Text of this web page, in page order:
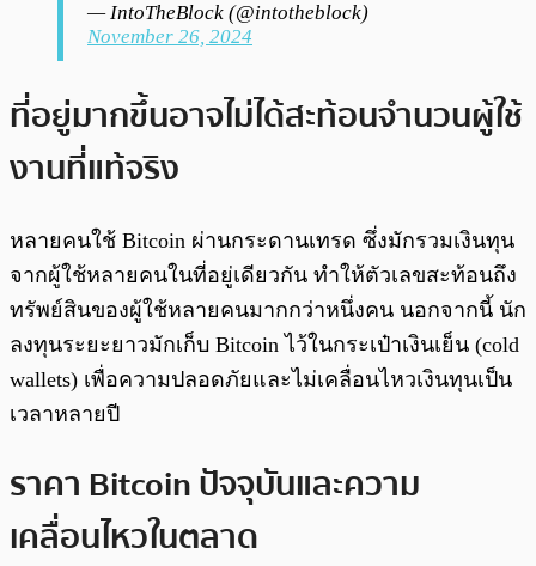
— IntoTheBlock (@intotheblock)
November 26, 2024
ที่อยู่มากขึ้นอาจไม่ได้สะท้อนจำนวนผู้ใช้
งานที่แท้จริง
หลายคนใช้ Bitcoin ผ่านกระดานเทรด ซึ่งมักรวมเงินทุน
จากผู้ใช้หลายคนในที่อยู่เดียวกัน ทำให้ตัวเลขสะท้อนถึง
ทรัพย์สินของผู้ใช้หลายคนมากกว่าหนึ่งคน นอกจากนี้ นัก
ลงทุนระยะยาวมักเก็บ Bitcoin ไว้ในกระเป๋าเงินเย็น (cold
wallets) เพื่อความปลอดภัยและไม่เคลื่อนไหวเงินทุนเป็น
เวลาหลายปี
ราคา Bitcoin ปัจจุบันและความ
เคลื่อนไหวในตลาด